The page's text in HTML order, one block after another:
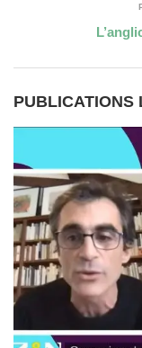
PUBLICATIONS